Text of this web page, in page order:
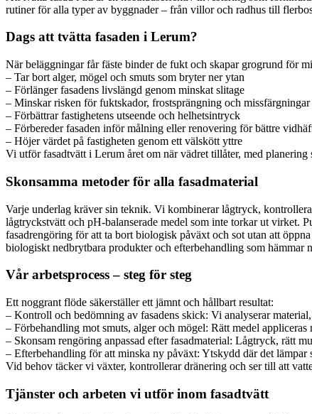
rutiner för alla typer av byggnader – från villor och radhus till
Dags att tvätta fasaden i Lerum?
När beläggningar får fäste binder de fukt och skapar grogrund för
– Tar bort alger, mögel och smuts som bryter ner ytan
– Förlänger fasadens livslängd genom minskat slitage
– Minskar risken för fuktskador, frostsprängning och missfärgningar
– Förbättrar fastighetens utseende och helhetsintryck
– Förbereder fasaden inför målning eller renovering för bättre
– Höjer värdet på fastigheten genom ett välskött yttre
Vi utför fasadtvätt i Lerum året om när vädret tillåter, med planering
Skonsamma metoder för alla fasadmaterial
Varje underlag kräver sin teknik. Vi kombinerar lågtryck,
lågtryckstvätt och pH-balanserade medel som inte torkar ut virket.
fasadrengöring för att ta bort biologisk påväxt och sot utan att
biologiskt nedbrytbara produkter och efterbehandling som hämmar
Vår arbetsprocess – steg för steg
Ett noggrant flöde säkerställer ett jämnt och hållbart resultat:
– Kontroll och bedömning av fasadens skick: Vi analyserar
– Förbehandling mot smuts, alger och mögel: Rätt medel
– Skonsam rengöring anpassad efter fasadmaterial: Lågtryck, rätt
– Efterbehandling för att minska ny påväxt: Ytskydd där det lämpar
Vid behov täcker vi växter, kontrollerar dränering och ser till att
Tjänster och arbeten vi utför inom fasadtvätt